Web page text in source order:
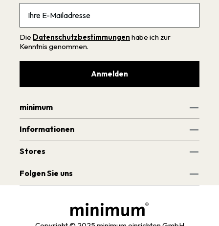
Die Datenschutzbestimmungen habe ich zur
Kenntnis genommen.
Anmelden
minimum
Informationen
Stores
Folgen Sie uns